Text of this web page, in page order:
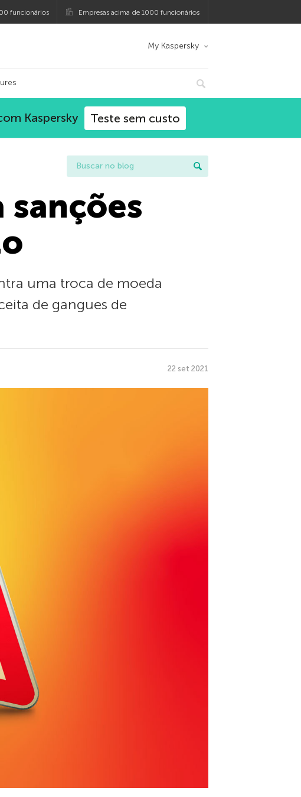
funcionários Empresas acima de 1000 funcionários
My Kaspersky
Kaspersky Teste sem custo
sanções
uma troca de moeda
de gangues de
22 set 2021